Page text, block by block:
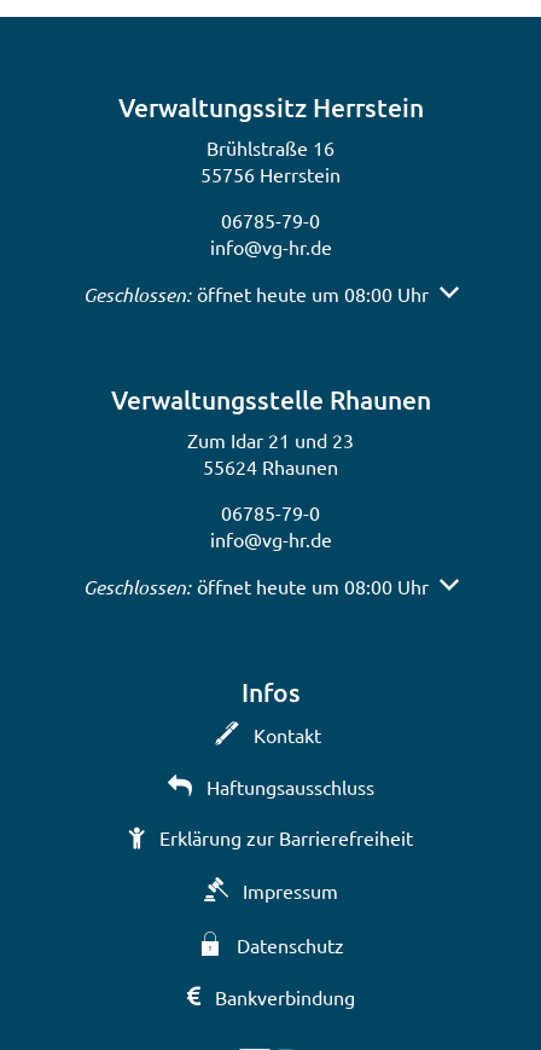
Verwaltungssitz Herrstein
Brühlstraße 16
55756 Herrstein
06785-79-0
info@vg-hr.de
Klicken, um weitere Öffnungs- oder Schließzeiten
Geschlossen: öffnet heute um 08:00 Uhr
Verwaltungsstelle Rhaunen
Zum Idar 21 und 23
55624 Rhaunen
06785-79-0
info@vg-hr.de
Klicken, um weitere Öffnungs- oder Schließzeiten
Geschlossen: öffnet heute um 08:00 Uhr
Infos
Kontakt
Haftungsausschluss
Erklärung zur Barrierefreiheit
Impressum
Datenschutz
Bankverbindung